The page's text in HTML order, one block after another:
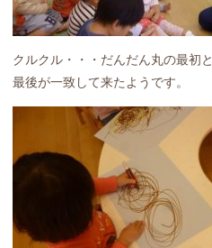
クルクル・・・だんだん丸の最初と
最後が一致して来たようです。